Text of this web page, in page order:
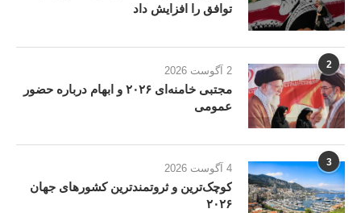
توافق را افزایش داد
2 2 آگوست 2026
مجتبی خامنه‌ای ۲۰۲۶ و ابهام درباره حضور
عمومی
3 4 آگوست 2026
کوچک‌ترین و ثروتمندترین کشورهای جهان
۲۰۲۶